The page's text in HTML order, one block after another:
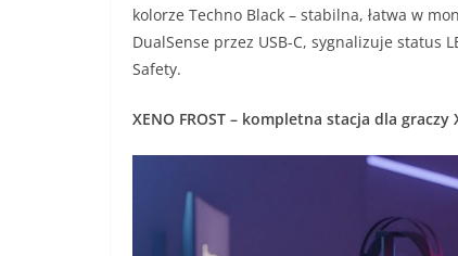
kolorze Techno Black – stabilna, łatwa w
DualSense przez USB-C, sygnalizuje status
Safety.
XENO FROST – kompletna stacja dla graczy